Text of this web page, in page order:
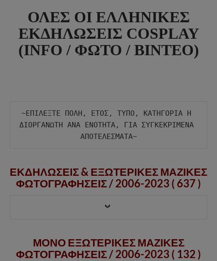
ΟΛΕΣ ΟΙ ΕΛΛΗΝΙΚΕΣ
ΕΚΔΗΛΩΣΕΙΣ COSPLAY
(INFO / ΦΩΤΟ / ΒΙΝΤΕΟ)
~ΕΠΙΛΕΞΤΕ ΠΟΛΗ, ΕΤΟΣ, ΤΥΠΟ, ΚΑΤΗΓΟΡΙΑ Η
ΔΙΟΡΓΑΝΩΤΗ ΑΝΑ ΕΝΟΤΗΤΑ, ΓΙΑ ΣΥΓΚΕΚΡΙΜΕΝΑ
ΑΠΟΤΕΛΕΣΜΑΤΑ~
ΕΚΔΗΛΩΣΕΙΣ & ΕΞΩΤΕΡΙΚΕΣ ΜΑΖΙΚΕΣ
ΦΩΤΟΓΡΑΦΗΣΕΙΣ /2006-2023 ( 637 )
ΜΟΝΟ ΕΞΩΤΕΡΙΚΕΣ ΜΑΖΙΚΕΣ
ΦΩΤΟΓΡΑΦΗΣΕΙΣ /2006-2023 ( 132 )